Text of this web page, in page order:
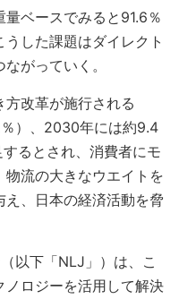
ベースでみると91.6％
した課題はダイレクト
がっていく。
改革が施行される
）、2030年には約9.4
るとされ、消費者にモ
物流の大きなウエイトを
、日本の経済活動を脅
以下「NLJ」）は、こ
ノロジーを活用して解決